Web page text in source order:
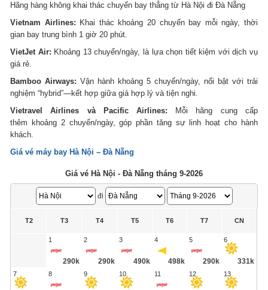
Hãng hàng không khai thác chuyến bay thẳng từ Hà Nội đi Đà Nẵng
Vietnam Airlines: Khai thác khoảng 20 chuyến bay mỗi ngày, thời
gian bay trung bình 1 giờ 20 phút.
VietJet Air: Khoảng 13 chuyến/ngày, là lựa chọn tiết kiệm với dịch vụ
giá rẻ.
Bamboo Airways: Vận hành khoảng 5 chuyến/ngày, nổi bật với trải
nghiệm “hybrid”—kết hợp giữa giá hợp lý và tiện nghi.
Vietravel Airlines và Pacific Airlines: Mỗi hãng cung cấp
thêm khoảng 2 chuyến/ngày, góp phần tăng sự linh hoạt cho hành
khách.
Giá vé máy bay Hà Nội – Đà Nẵng
Giá vé Hà Nội - Đà Nẵng tháng 9-2026
đi
T2 T3 T4 T5 T6 T7 CN
1
290k
2
290k
3
490k
4
498k
5
290k
6
331k
7 8 9 10 11 12 13